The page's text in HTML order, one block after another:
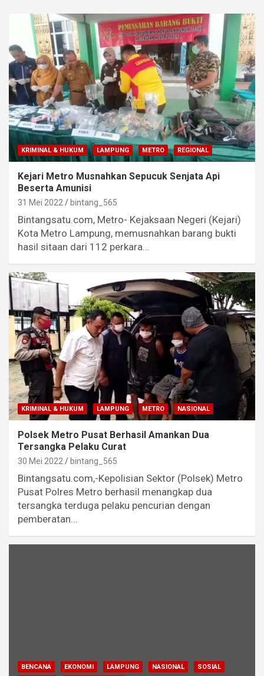
KRIMINAL & HUKUM LAMPUNG METRO REGIONAL
Kejari Metro Musnahkan Sepucuk Senjata Api
Beserta Amunisi
31 Mei 2022 bintang_565
Bintangsatu.com, Metro- Kejaksaan Negeri (Kejari)
Kota Metro Lampung, memusnahkan barang bukti
hasil sitaan dari 112 perkara…
KRIMINAL & HUKUM LAMPUNG METRO NASIONAL
Polsek Metro Pusat Berhasil Amankan Dua
Tersangka Pelaku Curat
30 Mei 2022 bintang_565
Bintangsatu.com,-Kepolisian Sektor (Polsek) Metro
Pusat Polres Metro berhasil menangkap dua
tersangka terduga pelaku pencurian dengan
pemberatan…
BENCANA EKONOMI LAMPUNG NASIONAL
SOSIAL